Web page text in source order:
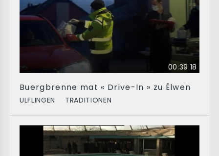
00:39:18
Buergbrenne mat « Drive-In » zu Ëlwen
ULFLINGEN TRADITIONEN